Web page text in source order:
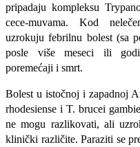
pripadaju kompleksu
cece-muvama. Kod
uzrokuju febrilnu bolest (sa
posle više meseci ili
poremećaji i smrt.
Bolest u istočnoj i zapadnoj
rhodesiense i T. brucei
ne mogu razlikovati, ali
klinički različite. Paraziti se